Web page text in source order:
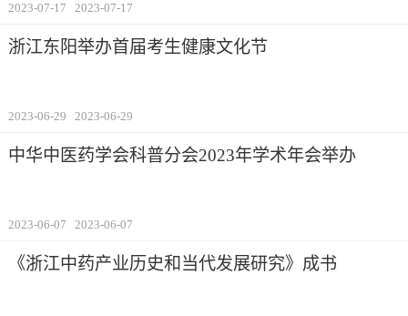
2023-07-17 2023-07-17
浙江东阳举办首届考生健康文化节
2023-06-29 2023-06-29
中华中医药学会科普分会2023年学术年会举办
2023-06-07 2023-06-07
《浙江中药产业历史和当代发展研究》成书